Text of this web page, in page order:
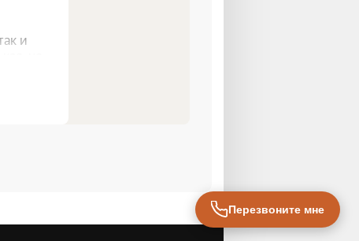
Перезвоните мне